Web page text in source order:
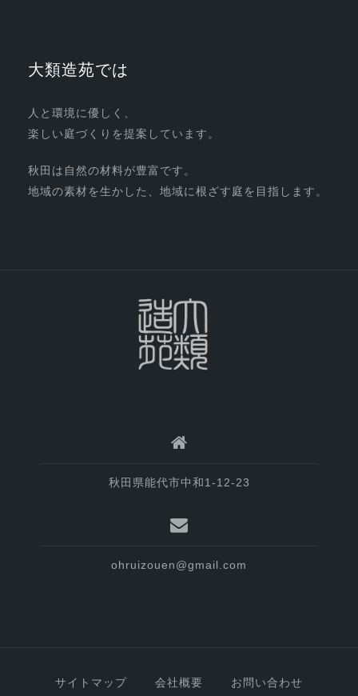
大類造苑では
人と環境に優しく、
楽しい庭づくりを提案しています。
秋田は自然の材料が豊富です。
地域の素材を生かした、地域に根ざす庭を目指します。
秋田県能代市中和1-12-23
ohruizouen@gmail.com
サイトマップ 会社概要 お問い合わせ